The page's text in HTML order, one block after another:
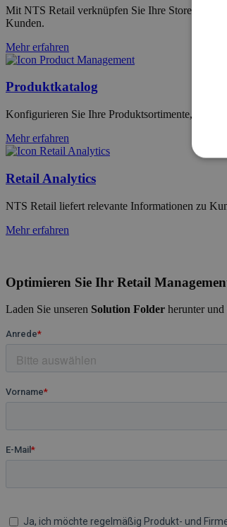
Mit NTS Retail verknüpfen Sie Ihre Stores mit
Kunden.
Mehr erfahren
Produktkatalog
Konfigurieren Sie Ihre Produktsortimente,
Mehr erfahren
Retail Analytics
NTS Retail liefert relevante Informationen zu
Mehr erfahren
Optimieren Sie Ihr Retail
Laden Sie unseren Solution Folder herunter